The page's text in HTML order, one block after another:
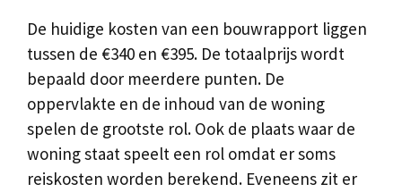
De huidige kosten van een bouwrapport liggen
tussen de €340 en €395. De totaalprijs wordt
bepaald door meerdere punten. De
oppervlakte en de inhoud van de woning
spelen de grootste rol. Ook de plaats waar de
woning staat speelt een rol omdat er soms
reiskosten worden berekend. Eveneens zit er